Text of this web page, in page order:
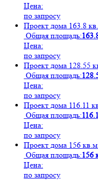
Цена:
по запросу
Проект дома 163.8
Общая площадь:
Цена:
по запросу
Проект дома 128.55
Общая площадь:
Цена:
по запросу
Проект дома 116.11
Общая площадь:
Цена:
по запросу
Проект дома 156
Общая площадь:156
Цена:
по запросу